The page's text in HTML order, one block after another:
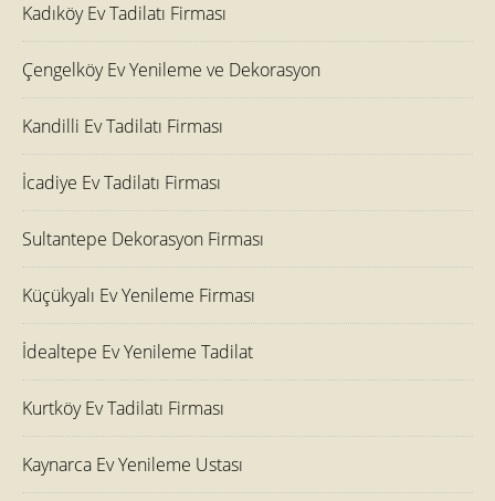
Kadıköy Ev Tadilatı Firması
Çengelköy Ev Yenileme ve Dekorasyon
Kandilli Ev Tadilatı Firması
İcadiye Ev Tadilatı Firması
Sultantepe Dekorasyon Firması
Küçükyalı Ev Yenileme Firması
İdealtepe Ev Yenileme Tadilat
Kurtköy Ev Tadilatı Firması
Kaynarca Ev Yenileme Ustası